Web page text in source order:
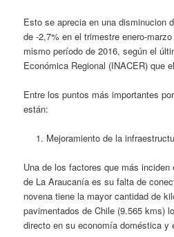
Esto se aprecia en una disminucion
de -2,7% en el trimestre enero-
mismo período de 2016, según el
Económica Regional (INACER) que
Entre los puntos más importantes
están:
Mejoramiento de la
Una de los factores que más
de La Araucanía es su falta de
novena tiene la mayor cantidad de
pavimentados de Chile (9.565 kms)
directo en su economía doméstica y